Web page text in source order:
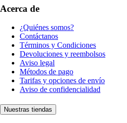
Acerca de
¿Quiénes somos?
Contáctanos
Términos y Condiciones
Devoluciones y reembolsos
Aviso legal
Métodos de pago
Tarifas y opciones de envío
Aviso de confidencialidad
Nuestras tiendas